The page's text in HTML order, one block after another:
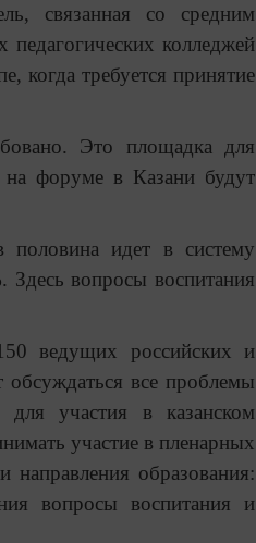
связанная со средним
педагогических колледжей
когда требуется принятие
Это площадка для
на форуме в Казани будут
идет в систему
Здесь вопросы воспитания
ведущих российских и
все проблемы
участия в казанском
участие в пленарных
направления образования:
вопросы воспитания и